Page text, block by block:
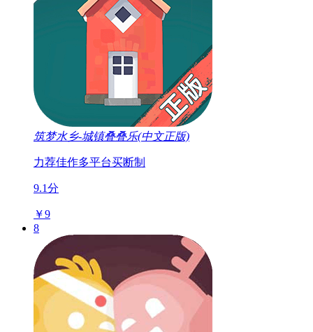
筑梦水乡-城镇叠叠乐(中文正版)
力荐佳作多平台买断制
9.1分
￥9
8